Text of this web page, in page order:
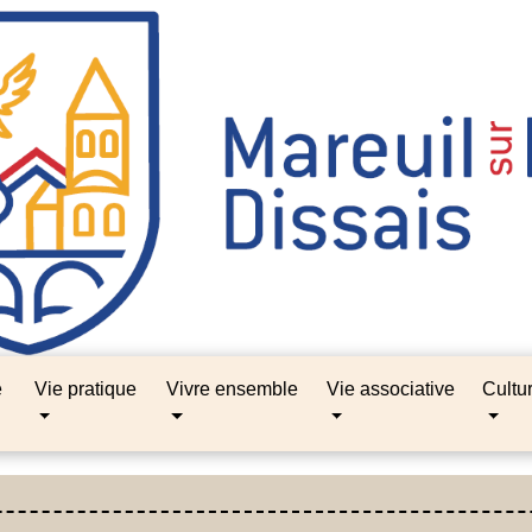
Vie pratique Vivre ensemble Vie associative